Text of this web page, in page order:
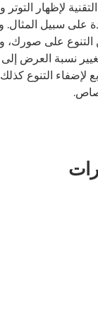
لإظهار التوتر
على سبيل
التنوع على صورك،
نسبة العرض
لإضفاء التنوع